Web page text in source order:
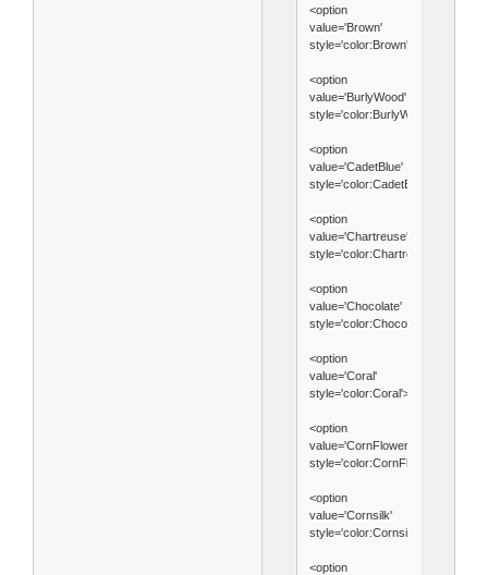
<option
value='Brown'
style='color:Brown'>Brown</
<option
value='BurlyWood'
<option
value='CadetBlue'
<option
value='Chartreuse'
<option
value='Chocolate'
<option
value='Coral'
style='color:Coral'>Coral</option>
<option
value='CornFlowerBlue'
<option
value='Cornsilk'
style='color:Cornsilk'>Cornsilk</
<option